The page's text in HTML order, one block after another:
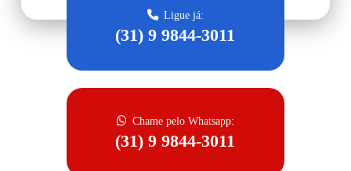
Ligue já:
(31) 9 9844-3011
Chame pelo Whatsapp:
(31) 9 9844-3011